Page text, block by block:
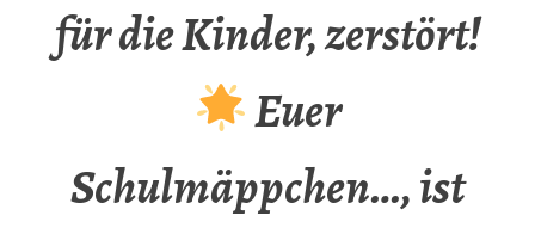
für die Kinder, zerstört!
Euer
Schulmäppchen…, ist